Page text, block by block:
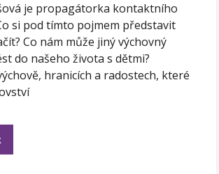
je propagátorka kontaktního
si pod tímto pojmem představit
Co nám může jiný výchovný
do našeho života s dětmi?
hranicích a radostech, které